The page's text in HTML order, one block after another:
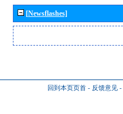
[Newsflashes]
回到本页页首 - 反馈意见 -